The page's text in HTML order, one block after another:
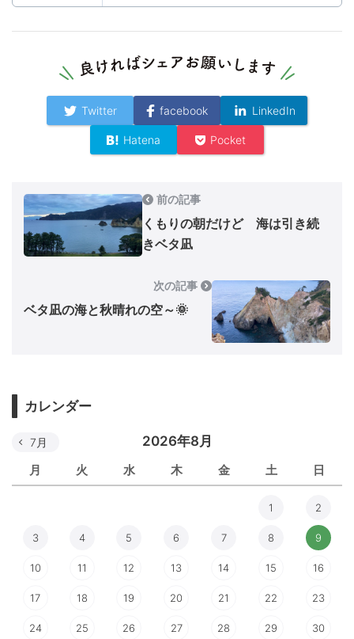
Twitter facebook LinkedIn
Hatena Pocket
前の記事
くもりの朝だけど 海は引き続
きベタ凪
次の記事
ベタ凪の海と秋晴れの空～🌞
カレンダー
2026年8月
月 火 水 木 金 土 日
7月
1 2
3 4 5 6 7 8 9
10 11 12 13 14 15 16
17 18 19 20 21 22 23
24 25 26 27 28 29 30